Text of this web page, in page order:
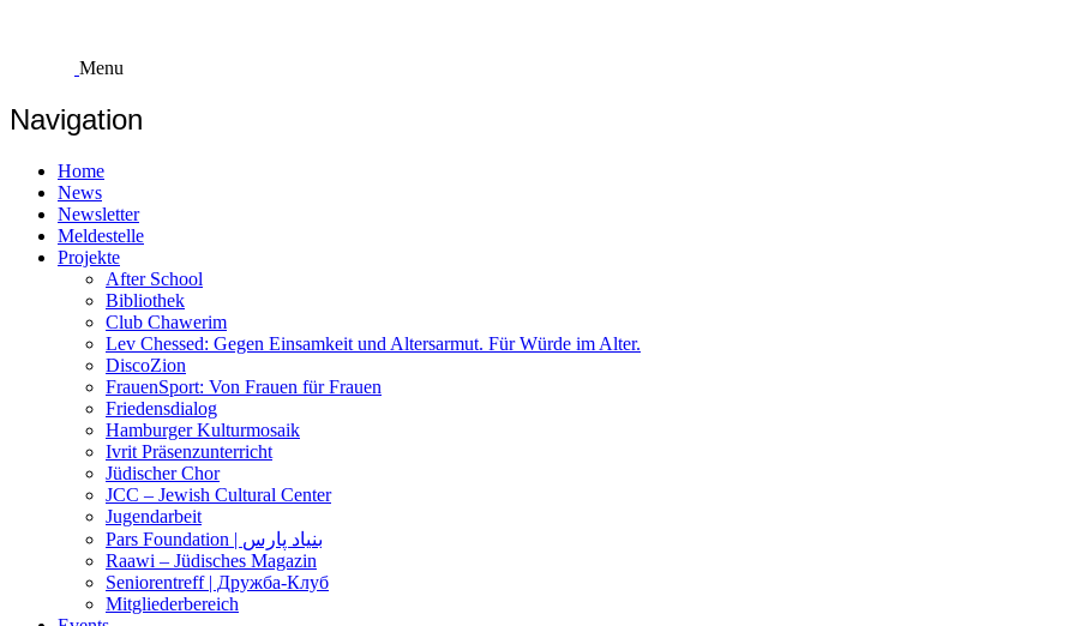
Menu
Navigation
Home
News
Newsletter
Meldestelle
Projekte
After School
Bibliothek
Club Chawerim
Lev Chessed: Gegen Einsamkeit und Altersarmut. Für Würde im Alter.
DiscoZion
FrauenSport: Von Frauen für Frauen
Friedensdialog
Hamburger Kulturmosaik
Ivrit Präsenzunterricht
Jüdischer Chor
JCC – Jewish Cultural Center
Jugendarbeit
Pars Foundation | بنیاد پارس
Raawi – Jüdisches Magazin
Seniorentreff | Дружба-Клуб
Mitgliederbereich